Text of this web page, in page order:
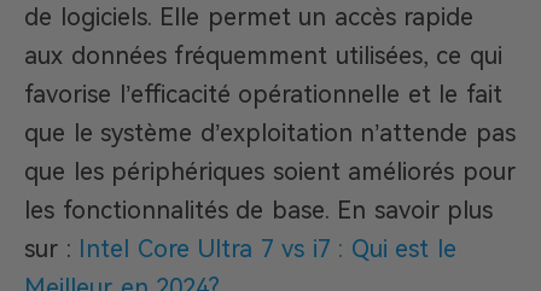
de logiciels. Elle permet un accès rapide
aux données fréquemment utilisées, ce qui
favorise l’efficacité opérationnelle et le fait
que le système d’exploitation n’attende pas
que les périphériques soient améliorés pour
les fonctionnalités de base. En savoir plus
sur : Intel Core Ultra 7 vs i7 : Qui est le